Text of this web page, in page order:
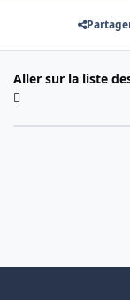
Aller sur la liste